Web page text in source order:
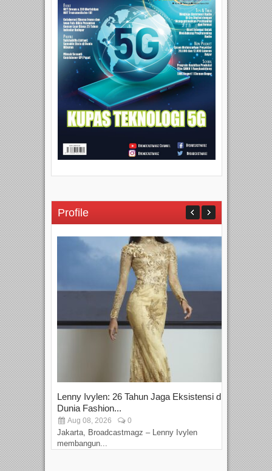
Profile
Lenny Ivylen: 26 Tahun Jaga Eksistensi di
Dunia Fashion...
Aug 08, 2026 0
Jakarta, Broadcastmagz – Lenny Ivylen
membangun...